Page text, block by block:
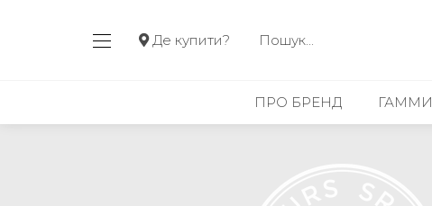
Де купити?
ПРО БРЕНД ГАММИ